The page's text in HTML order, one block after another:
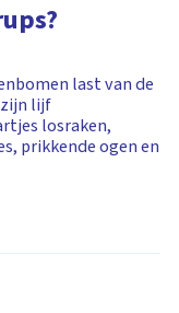
last van de
zijn lijf
losraken,
prikkende ogen en